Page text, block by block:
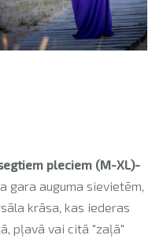
pleciem (M-XL)-
gara auguma sievietēm,
krāsa, kas iederas
pļavā vai citā "zaļā"